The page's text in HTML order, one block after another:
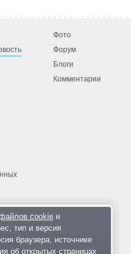
Фото
Форум
Блоги
Комментарии
рекомендательные
cookieи
тип и версия
браузера, источнике
об открытых страницах